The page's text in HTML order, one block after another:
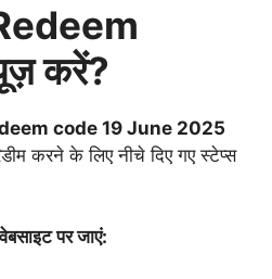
करें?
code 19 June 2025
करने के लिए नीचे दिए गए स्टेप्स
पर जाएं: